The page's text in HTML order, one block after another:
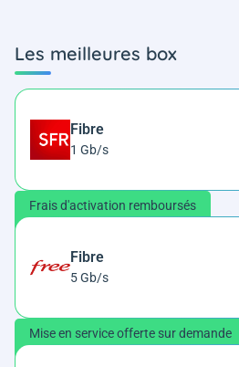
Les meilleures box
Fibre
1 Gb/s
Frais d'activation remboursés
Fibre
5 Gb/s
Mise en service offerte sur demande